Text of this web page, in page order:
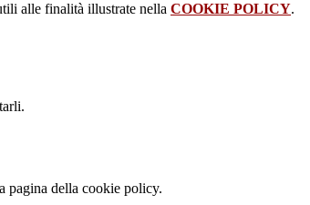
alle finalità illustrate nella COOKIE POLICY.
pagina della cookie policy.